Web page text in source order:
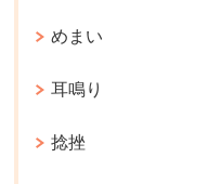
めまい
耳鳴り
捻挫